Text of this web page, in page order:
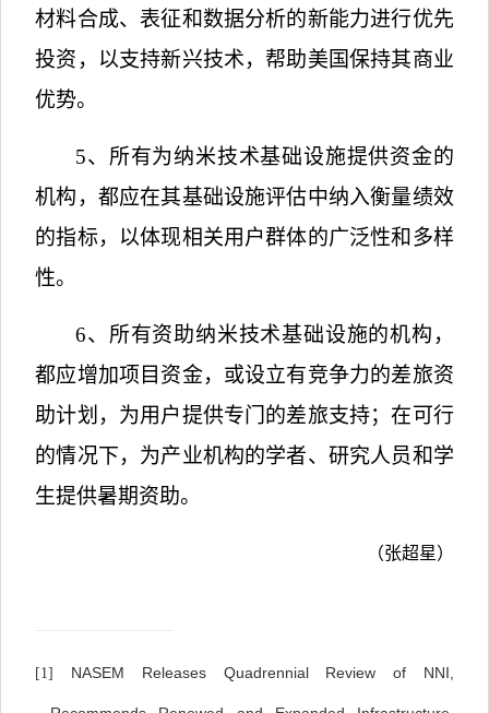
材料合成、表征和数据分析的新能力进行优先
投资，以支持新兴技术，帮助美国保持其商业
优势。
5、所有为纳米技术基础设施提供资金的
机构，都应在其基础设施评估中纳入衡量绩效
的指标，以体现相关用户群体的广泛性和多样
性。
6、所有资助纳米技术基础设施的机构，
都应增加项目资金，或设立有竞争力的差旅资
助计划，为用户提供专门的差旅支持；在可行
的情况下，为产业机构的学者、研究人员和学
生提供暑期资助。
（张超星）
[1] NASEM Releases Quadrennial Review of NNI,